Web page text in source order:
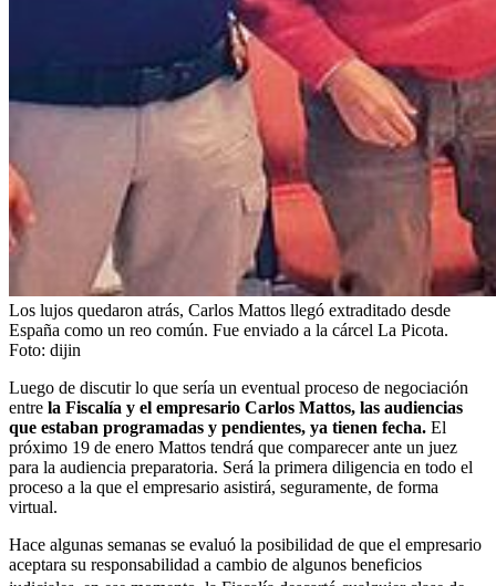
Los lujos quedaron atrás, Carlos Mattos llegó extraditado desde
España como un reo común. Fue enviado a la cárcel La Picota.
Foto: dijin
Luego de discutir lo que sería un eventual proceso de negociación
entre la Fiscalía y el empresario Carlos Mattos, las audiencias
que estaban programadas y pendientes, ya tienen fecha. El
próximo 19 de enero Mattos tendrá que comparecer ante un juez
para la audiencia preparatoria. Será la primera diligencia en todo el
proceso a la que el empresario asistirá, seguramente, de forma
virtual.
Hace algunas semanas se evaluó la posibilidad de que el empresario
aceptara su responsabilidad a cambio de algunos beneficios